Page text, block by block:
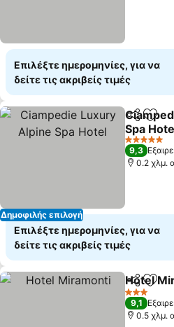
Επιλέξτε ημερομηνίες, για να
δείτε τις ακριβείς τιμές
Δημοφιλής επιλογή
Spa
5 Αστέρια
9,3
0.2 χλμ.
Επιλέξτε ημερομηνίες, για να
δείτε τις ακριβείς τιμές
Hotel
3 Αστέρια
9,1
0.5 χλμ.